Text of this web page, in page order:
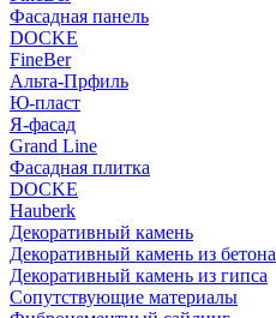
Фасадная панель
DOCKE
FineBer
Альта-Прфиль
Ю-пласт
Я-фасад
Grand Line
Фасадная плитка
DOCKE
Hauberk
Декоративный камень
Декоративный камень из бетона
Декоративный камень из гипса
Сопутствующие материалы